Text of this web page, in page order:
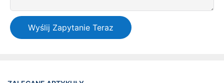
Wyślij Zapytanie Teraz